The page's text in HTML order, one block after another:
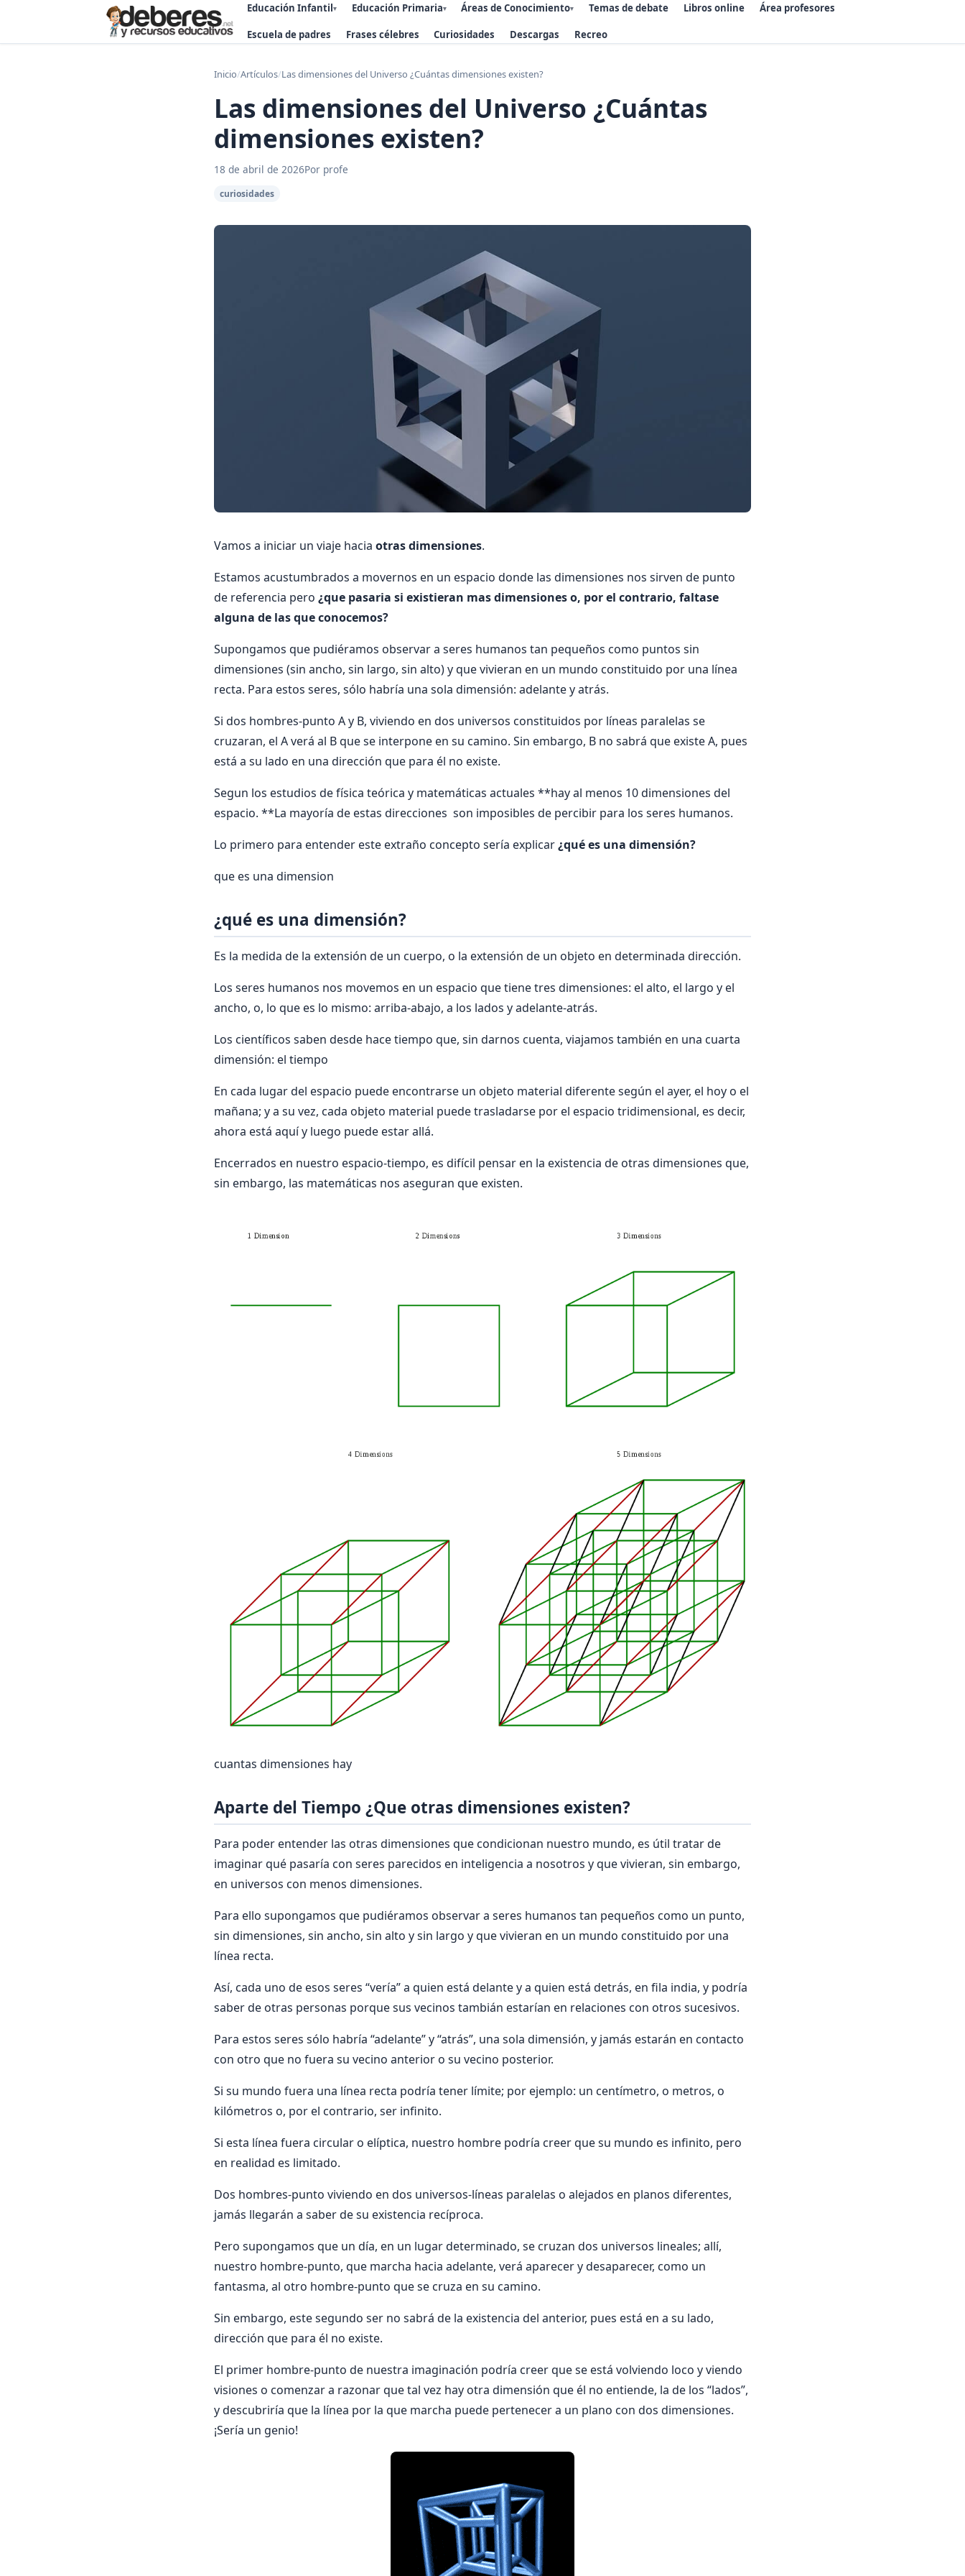
Educación Infantil▾ Educación Primaria▾ Áreas de Conocimiento▾ Temas de debate Libros online Área profesores
Escuela de padres Frases célebres Curiosidades Descargas Recreo
Inicio/Artículos/Las dimensiones del Universo ¿Cuántas dimensiones existen?
Las dimensiones del Universo ¿Cuántas
dimensiones existen?
18 de abril de 2026Por profe
curiosidades
Vamos a iniciar un viaje hacia otras dimensiones.
Estamos acustumbrados a movernos en un espacio donde las dimensiones nos sirven de punto
de referencia pero ¿que pasaria si existieran mas dimensiones o, por el contrario, faltase
alguna de las que conocemos?
Supongamos que pudiéramos observar a seres humanos tan pequeños como puntos sin
dimensiones (sin ancho, sin largo, sin alto) y que vivieran en un mundo constituido por una línea
recta. Para estos seres, sólo habría una sola dimensión: adelante y atrás.
Si dos hombres-punto A y B, viviendo en dos universos constituidos por líneas paralelas se
cruzaran, el A verá al B que se interpone en su camino. Sin embargo, B no sabrá que existe A, pues
está a su lado en una dirección que para él no existe.
Segun los estudios de física teórica y matemáticas actuales **hay al menos 10 dimensiones del
espacio. **La mayoría de estas direcciones son imposibles de percibir para los seres humanos.
Lo primero para entender este extraño concepto sería explicar¿qué es una dimensión?
que es una dimension
¿qué es una dimensión?
Es la medida de la extensión de un cuerpo, o la extensión de un objeto en determinada dirección.
Los seres humanos nos movemos en un espacio que tiene tres dimensiones: el alto, el largo y el
ancho, o, lo que es lo mismo: arriba-abajo, a los lados y adelante-atrás.
Los científicos saben desde hace tiempo que, sin darnos cuenta, viajamos también en una cuarta
dimensión: el tiempo
En cada lugar del espacio puede encontrarse un objeto material diferente según el ayer, el hoy o el
mañana; y a su vez, cada objeto material puede trasladarse por el espacio tridimensional, es decir,
ahora está aquí y luego puede estar allá.
Encerrados en nuestro espacio-tiempo, es difícil pensar en la existencia de otras dimensiones que,
sin embargo, las matemáticas nos aseguran que existen.
cuantas dimensiones hay
Aparte del Tiempo ¿Que otras dimensiones existen?
Para poder entender las otras dimensiones que condicionan nuestro mundo, es útil tratar de
imaginar qué pasaría con seres parecidos en inteligencia a nosotros y que vivieran, sin embargo,
en universos con menos dimensiones.
Para ello supongamos que pudiéramos observar a seres humanos tan pequeños como un punto,
sin dimensiones, sin ancho, sin alto y sin largo y que vivieran en un mundo constituido por una
línea recta.
Así, cada uno de esos seres “vería” a quien está delante y a quien está detrás, en fila india, y podría
saber de otras personas porque sus vecinos tambián estarían en relaciones con otros sucesivos.
Para estos seres sólo habría “adelante” y “atrás”, una sola dimensión, y jamás estarán en contacto
con otro que no fuera su vecino anterior o su vecino posterior.
Si su mundo fuera una línea recta podría tener límite; por ejemplo: un centímetro, o metros, o
kilómetros o, por el contrario, ser infinito.
Si esta línea fuera circular o elíptica, nuestro hombre podría creer que su mundo es infinito, pero
en realidad es limitado.
Dos hombres-punto viviendo en dos universos-líneas paralelas o alejados en planos diferentes,
jamás llegarán a saber de su existencia recíproca.
Pero supongamos que un día, en un lugar determinado, se cruzan dos universos lineales; allí,
nuestro hombre-punto, que marcha hacia adelante, verá aparecer y desaparecer, como un
fantasma, al otro hombre-punto que se cruza en su camino.
Sin embargo, este segundo ser no sabrá de la existencia del anterior, pues está en a su lado,
dirección que para él no existe.
El primer hombre-punto de nuestra imaginación podría creer que se está volviendo loco y viendo
visiones o comenzar a razonar que tal vez hay otra dimensión que él no entiende, la de los “lados”,
y descubriría que la línea por la que marcha puede pertenecer a un plano con dos dimensiones.
¡Sería un genio!